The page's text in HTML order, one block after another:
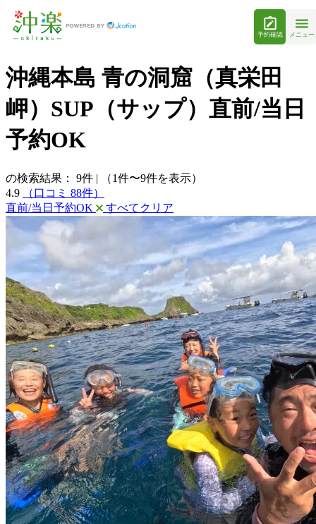
予約確認 メニュー
沖縄本島 青の洞窟（真栄田
岬）SUP（サップ）直前/当日
予約OK
の検索結果： 9件 |
（1件〜9件を表示）
4.9
（口コミ 88件）
直前/当日予約OK
すべてクリア